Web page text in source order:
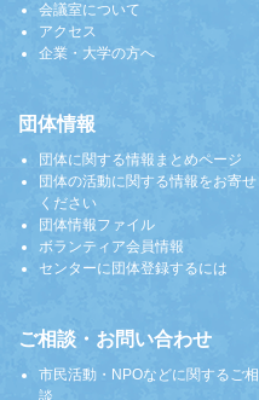
会議室について
アクセス
企業・大学の方へ
団体情報
団体に関する情報まとめページ
団体の活動に関する情報をお寄せ
ください
団体情報ファイル
ボランティア会員情報
センターに団体登録するには
ご相談・お問い合わせ
市民活動・NPOなどに関するご相